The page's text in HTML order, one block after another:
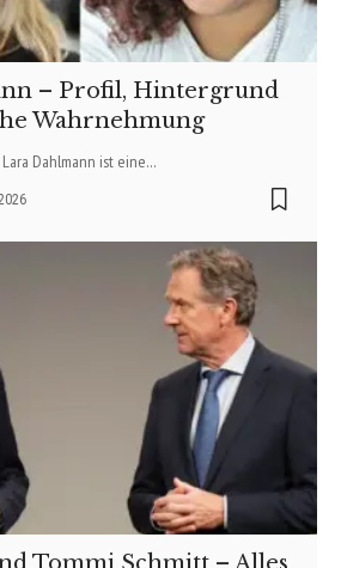
– Profil, Hintergrund
Wahrnehmung
Lara Dahlmann ist eine…
Tommi Schmitt – Alles